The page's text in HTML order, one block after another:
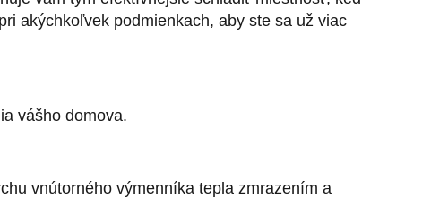
akýchkoľvek podmienkach, aby ste sa už viac
vášho domova.
vnútorného výmenníka tepla zmrazením a